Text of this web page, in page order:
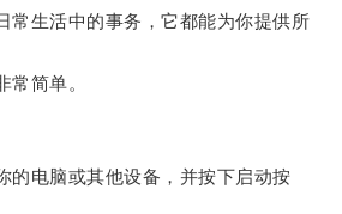
生活中的事务，它都能为你提供所
简单。
电脑或其他设备，并按下启动按